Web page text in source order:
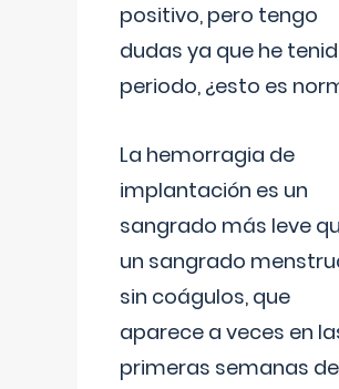
positivo, pero tengo
dudas ya que he
periodo, ¿esto es
La hemorragia de
implantación es un
sangrado más leve
un sangrado
sin coágulos, que
aparece a veces en
primeras semanas de